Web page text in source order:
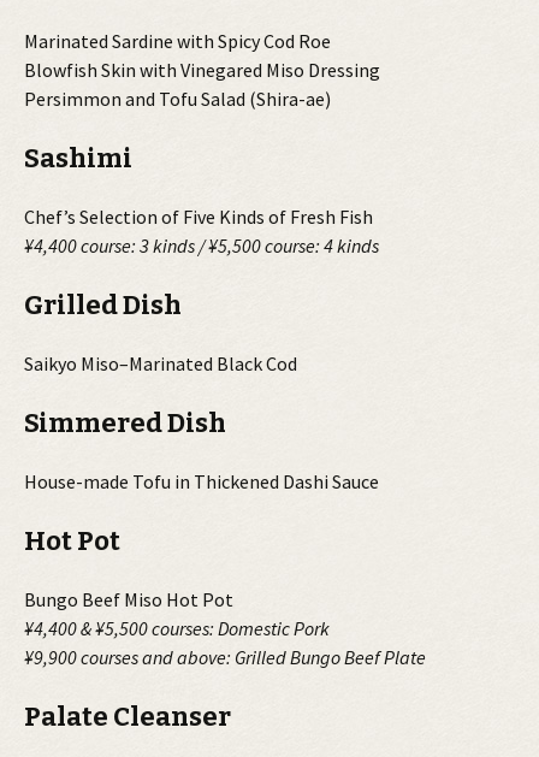
Marinated Sardine with Spicy Cod Roe
Blowfish Skin with Vinegared Miso Dressing
Persimmon and Tofu Salad (Shira-ae)
Sashimi
Chef’s Selection of Five Kinds of Fresh Fish
¥4,400 course: 3 kinds / ¥5,500 course: 4 kinds
Grilled Dish
Saikyo Miso–Marinated Black Cod
Simmered Dish
House-made Tofu in Thickened Dashi Sauce
Hot Pot
Bungo Beef Miso Hot Pot
¥4,400 & ¥5,500 courses: Domestic Pork
¥9,900 courses and above: Grilled Bungo Beef Plate
Palate Cleanser